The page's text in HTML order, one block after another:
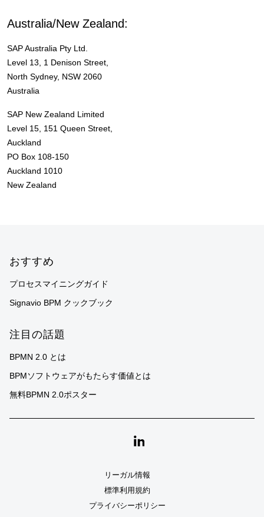
Australia/New Zealand:
SAP Australia Pty Ltd.
Level 13, 1 Denison Street,
North Sydney, NSW 2060
Australia
SAP New Zealand Limited
Level 15, 151 Queen Street,
Auckland
PO Box 108-150
Auckland 1010
New Zealand
おすすめ
プロセスマイニングガイド
Signavio BPM クックブック
注目の話題
BPMN 2.0 とは
BPMソフトウェアがもたらす価値とは
無料BPMN 2.0ポスター
Linkedin
リーガル情報
標準利用規約
プライバシーポリシー